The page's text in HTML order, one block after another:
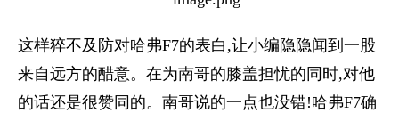
这样猝不及防对哈弗F7的表白,让小编隐隐闻到一股
来自远方的醋意。在为南哥的膝盖担忧的同时,对他
的话还是很赞同的。南哥说的一点也没错!哈弗F7确